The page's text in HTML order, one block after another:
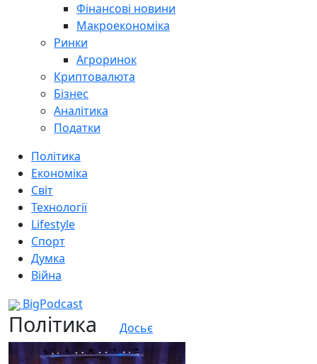
Фінансові новини
Макроекономіка
Ринки
Агроринок
Криптовалюта
Бізнес
Аналітика
Податки
Політика
Економіка
Світ
Технології
Lifestyle
Спорт
Думка
Війна
BigPodcast
Політика Досьє